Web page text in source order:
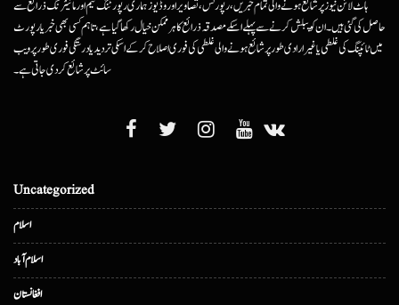
ہاٹ لائن نیوز پر شائع ہونے والی تمام خبریں، رپورٹس، تصاویر اور وڈیوز ہماری رپورٹنگ ٹیم اور مانیٹرنگ ذرائع سے
حاصل کی گئی ہیں۔ ان کو پبلش کرنے سے پہلے اسکے مصدقہ ذرائع کا ہرممکن خیال رکھا گیا ہے، تاہم کسی بھی خبر یا رپورٹ
میں ٹائپنگ کی غلطی یا غیرارادی طور پر شائع ہونے والی غلطی کی فوری اصلاح کرکے اسکی تردید یا درستگی فوری طور پر ویب
سائٹ پر شائع کردی جاتی ہے۔
Uncategorized
اسلام
اسلام آباد
افغانستان